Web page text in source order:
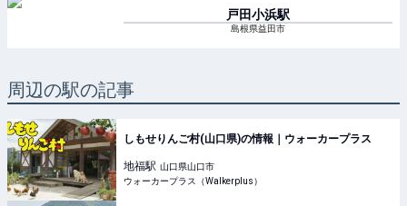
戸田小浜駅
島根県益田市
周辺の駅の記事
しもせりんご村(山口県)の情報｜ウォーカープラス
地福駅 山口県山口市
ウォーカープラス（Walkerplus）